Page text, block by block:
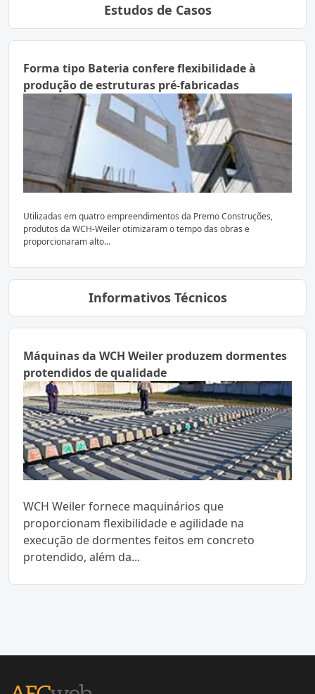
Estudos de Casos
Forma tipo Bateria confere flexibilidade à
produção de estruturas pré-fabricadas
Utilizadas em quatro empreendimentos da Premo Construções,
produtos da WCH-Weiler otimizaram o tempo das obras e
proporcionaram alto...
Informativos Técnicos
Máquinas da WCH Weiler produzem dormentes
protendidos de qualidade
WCH Weiler fornece maquinários que
proporcionam flexibilidade e agilidade na
execução de dormentes feitos em concreto
protendido, além da...